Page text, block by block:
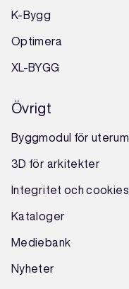
K-Bygg
Optimera
XL-BYGG
Övrigt
Byggmodul för uterum
3D för arkitekter
Integritet och cookies
Kataloger
Mediebank
Nyheter